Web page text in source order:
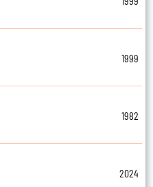
1999
1982
2024